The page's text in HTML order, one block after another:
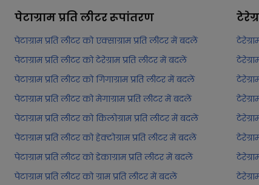
पेटाग्राम प्रति लीटररूपांतरण
पेटाग्राम प्रति लीटर को एक्साग्राम प्रति लीटर में बदलें
पेटाग्राम प्रति लीटर को टेरेग्राम प्रति लीटर में बदलें
पेटाग्राम प्रति लीटर को गिगाग्राम प्रति लीटर में बदलें
पेटाग्राम प्रति लीटर को मेगाग्राम प्रति लीटर में बदलें
पेटाग्राम प्रति लीटर को किलोग्राम प्रति लीटर में बदलें
पेटाग्राम प्रति लीटर को हेक्टोग्राम प्रति लीटर में बदलें
पेटाग्राम प्रति लीटर को डेकाग्राम प्रति लीटर में बदलें
पेटाग्राम प्रति लीटर को ग्राम प्रति लीटर में बदलें